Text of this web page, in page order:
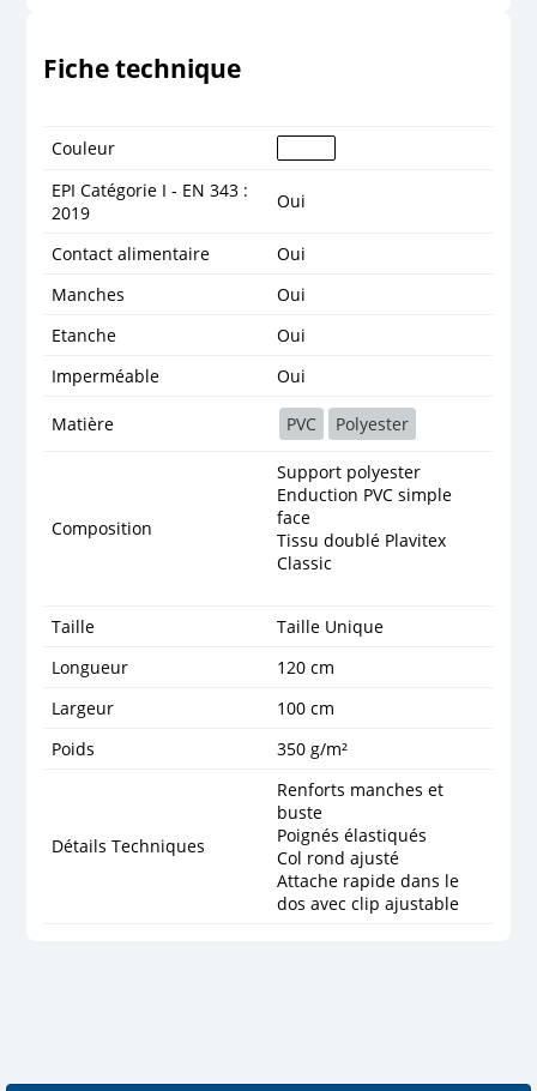
Fiche technique
Couleur
EPI Catégorie I - EN 343 :
2019
Oui
Contact alimentaire
Oui
Manches
Oui
Etanche
Oui
Imperméable
Oui
Matière PVC Polyester
Composition
Support polyester
Enduction PVC simple
face
Tissu doublé Plavitex
Classic
Taille
Taille Unique
Longueur
120 cm
Largeur
100 cm
Poids
350 g/m²
Détails Techniques
Renforts manches et
buste
Poignés élastiqués
Col rond ajusté
Attache rapide dans le
dos avec clip ajustable